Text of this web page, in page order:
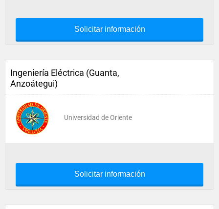
Solicitar información
Ingeniería Eléctrica (Guanta,
Anzoátegui)
Universidad de Oriente
Solicitar información